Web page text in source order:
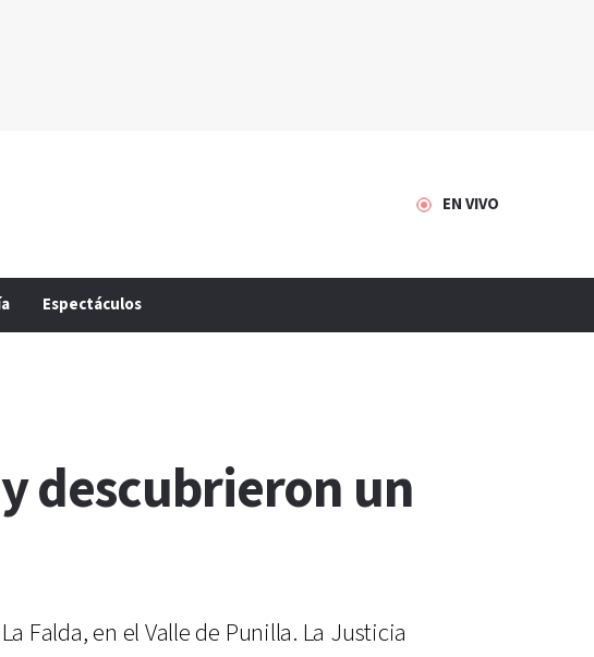
EN VIVO
Espectáculos
descubrieron un
Falda, en el Valle de Punilla. La Justicia